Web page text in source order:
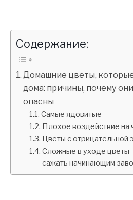
Содержание:
Домашние цветы,
дома: причины, почему
опасны
Самые ядовитые
Плохое воздействие на
Цветы с отрицательной
Сложные в уходе цветы
сажать начинающим